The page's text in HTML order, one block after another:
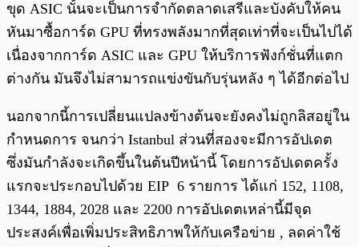
ขุด ASIC นั้นจะเป็นการจำกัดตลาดเสรีและบังคับให้คน
หันมาซื้อการ์ด GPU ที่ทรงพลังมากที่สุดเท่าที่จะเป็นไปได้
เนื่องจากการ์ด ASIC และ GPU ให้บริการฟังก์ชั่นที่แตก
ต่างกัน มันจึงไม่สามารถแข่งขันกับรุ่นหลัง ๆ ได้อีกต่อไป
นอกจากนี้การเปลี่ยนแปลงข้างต้นจะยังคงไม่ถูกลิสอยู่ใน
กำหนดการ จนกว่า Istanbul ส่วนที่สองจะมีการอัปเดต
ซึ่งมันกำลังจะเกิดขึ้นในต้นปีหน้านี้ โดยการอัปเดตครั้ง
แรกจะประกอบไปด้วย EIP 6 รายการ ได้แก่ 152, 1108,
1344, 1884, 2028 และ 2200 การอัปเดตเหล่านี้มีจุด
ประสงค์เพื่อเพิ่มประสิทธิภาพให้กับเครือข่าย , ลดค่าใช้